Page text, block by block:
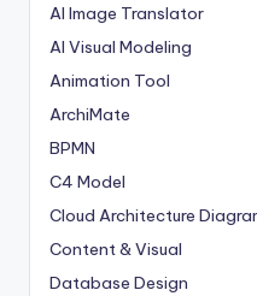
AI Image Translator
AI Visual Modeling
Animation Tool
ArchiMate
BPMN
C4 Model
Cloud Architecture
Content & Visual
Database Design